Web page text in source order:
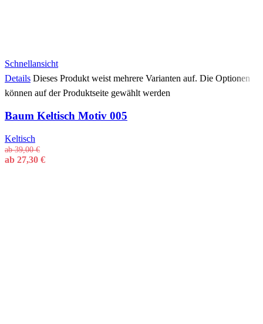
Schnellansicht
Details Dieses Produkt weist mehrere Varianten auf. Die Optionen
können auf der Produktseite gewählt werden
Baum Keltisch Motiv 005
Keltisch
ab39,00€
ab 27,30 €